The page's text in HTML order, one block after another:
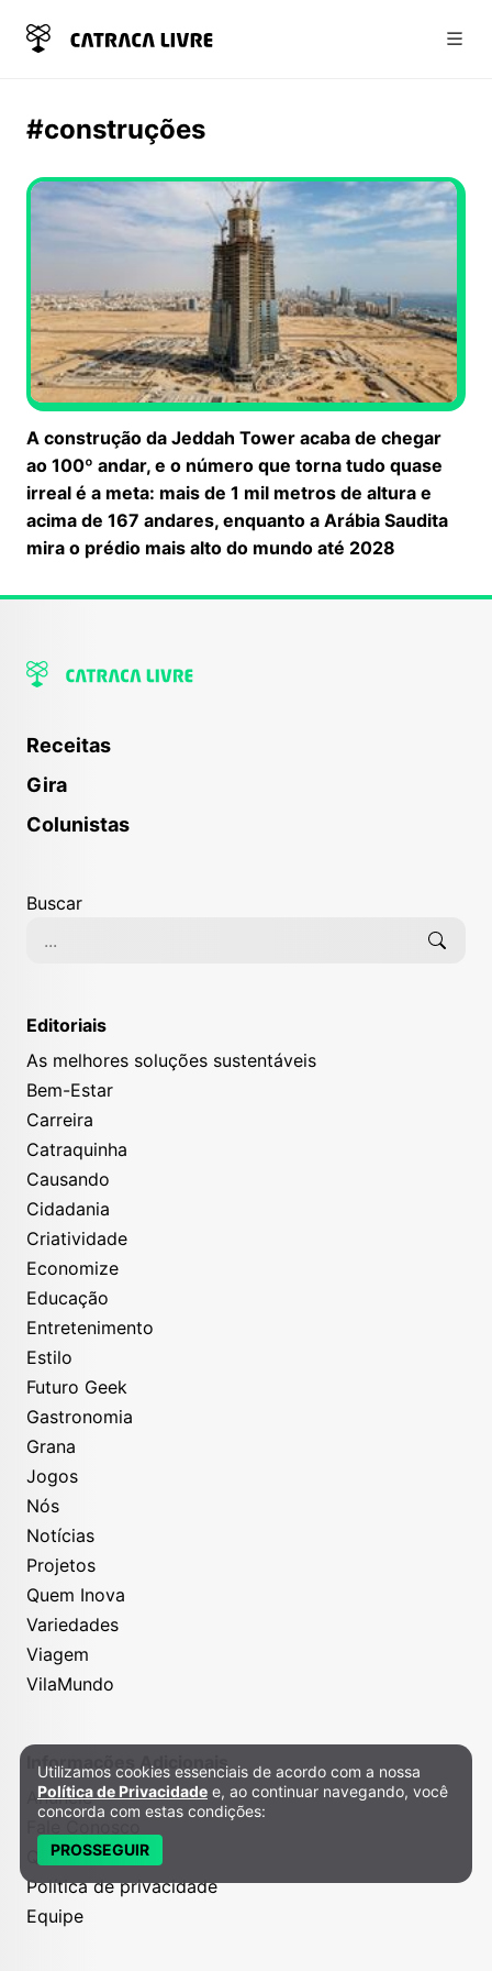
#construções
A construção da Jeddah Tower acaba de chegar
ao 100º andar, e o número que torna tudo quase
irreal é a meta: mais de 1 mil metros de altura e
acima de 167 andares, enquanto a Arábia Saudita
mira o prédio mais alto do mundo até 2028
Receitas
Gira
Colunistas
Buscar
Editoriais
As melhores soluções sustentáveis
Bem-Estar
Carreira
Catraquinha
Causando
Cidadania
Criatividade
Economize
Educação
Entretenimento
Estilo
Futuro Geek
Gastronomia
Grana
Jogos
Nós
Notícias
Projetos
Quem Inova
Variedades
Viagem
VilaMundo
Informações Adicionais
Anuncie
Quem somos
Política de privacidade
Equipe
Política de Privacidade e Cookies
Utilizamos cookies essenciais de acordo com a nossa
Política de Privacidade e, ao continuar navegando, você
concorda com estas condições:
PROSSEGUIR